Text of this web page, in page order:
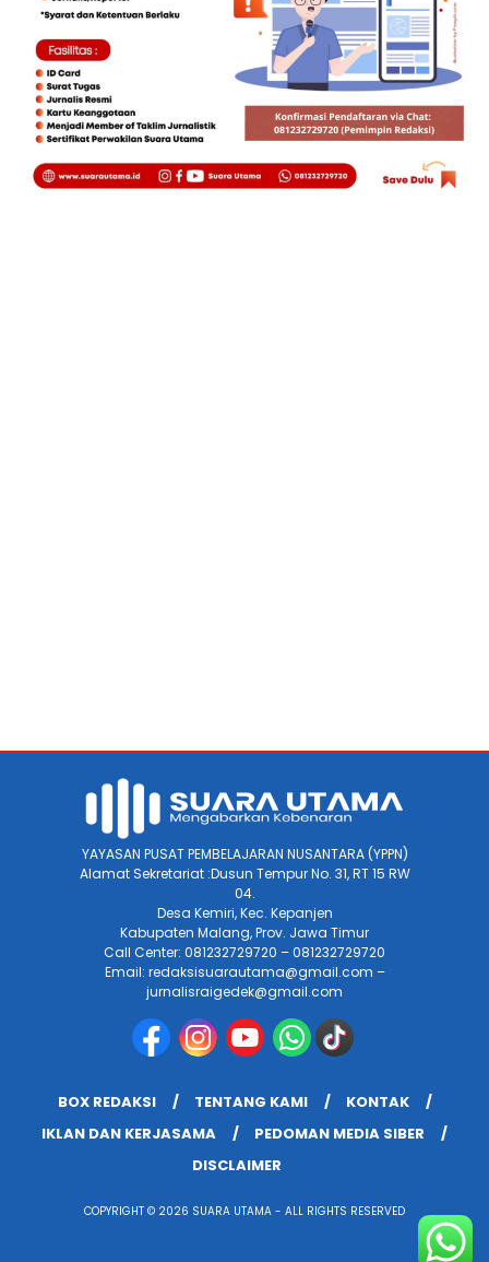
YAYASAN PUSAT PEMBELAJARAN NUSANTARA (YPPN)
Alamat Sekretariat :Dusun Tempur No. 31, RT 15 RW
04.
Desa Kemiri, Kec. Kepanjen
Kabupaten Malang, Prov. Jawa Timur
Call Center: 081232729720 – 081232729720
Email: redaksisuarautama@gmail.com –
jurnalisraigedek@gmail.com
BOX REDAKSI TENTANG KAMI
KONTAK
IKLAN DAN KERJASAMA
PEDOMAN MEDIA SIBER
DISCLAIMER
COPYRIGHT © 2026 SUARA UTAMA - ALL RIGHTS RESERVED